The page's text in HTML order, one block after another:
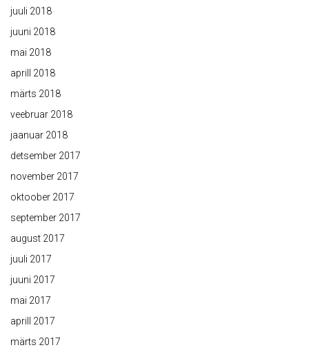
juuli 2018
juuni 2018
mai 2018
aprill 2018
märts 2018
veebruar 2018
jaanuar 2018
detsember 2017
november 2017
oktoober 2017
september 2017
august 2017
juuli 2017
juuni 2017
mai 2017
aprill 2017
märts 2017